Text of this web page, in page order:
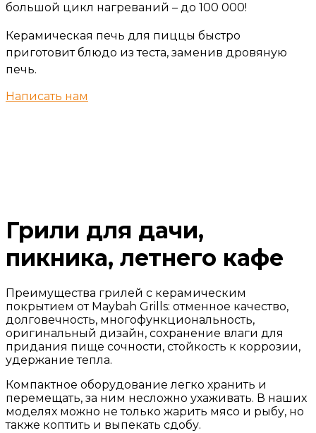
большой цикл нагреваний – до 100 000!
Керамическая печь для пиццы быстро
приготовит блюдо из теста, заменив дровяную
печь.
Написать нам
Грили для дачи,
пикника, летнего кафе
Преимущества грилей с керамическим
покрытием от Maybah Grills: отменное качество,
долговечность, многофункциональность,
оригинальный дизайн, сохранение влаги для
придания пище сочности, стойкость к коррозии,
удержание тепла.
Компактное оборудование легко хранить и
перемещать, за ним несложно ухаживать. В наших
моделях можно не только жарить мясо и рыбу, но
также коптить и выпекать сдобу.